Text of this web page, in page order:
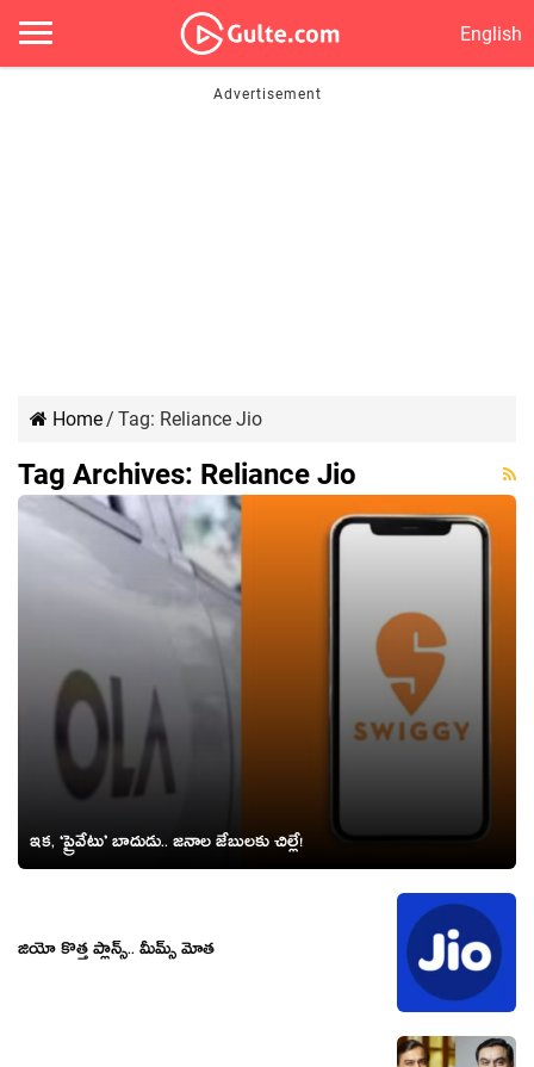
English
Home/ Tag: Reliance Jio
Tag Archives: Reliance Jio
ఇక‌, ‘ప్రైవేటు’ బాదుడు.. జ‌నాల జేబులకు చిల్లే!
జియో కొత్త ప్లాన్స్.. మీమ్స్ మోత